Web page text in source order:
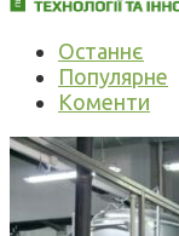
Останнє
Популярне
Коменти